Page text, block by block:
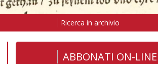
Ricerca in archivio
ABBONATI ON-LINE